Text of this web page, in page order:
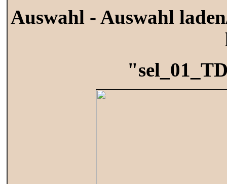
Auswahl - Auswahl